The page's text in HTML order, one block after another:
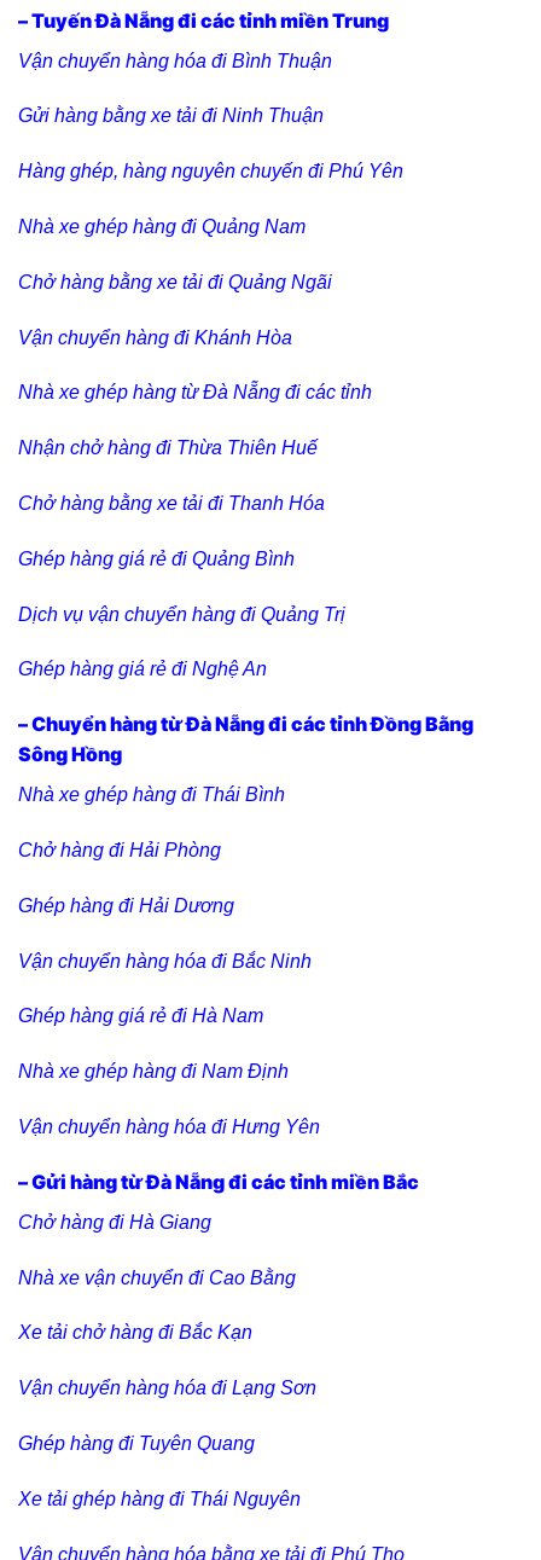
– Tuyến Đà Nẵng đi các tỉnh miền Trung
Vận chuyển hàng hóa đi Bình Thuận
Gửi hàng bằng xe tải đi Ninh Thuận
Hàng ghép, hàng nguyên chuyến đi Phú Yên
Nhà xe ghép hàng đi Quảng Nam
Chở hàng bằng xe tải đi Quảng Ngãi
Vận chuyển hàng đi Khánh Hòa
Nhà xe ghép hàng từ Đà Nẵng đi các tỉnh
Nhận chở hàng đi Thừa Thiên Huế
Chở hàng bằng xe tải đi Thanh Hóa
Ghép hàng giá rẻ đi Quảng Bình
Dịch vụ vận chuyển hàng đi Quảng Trị
Ghép hàng giá rẻ đi Nghệ An
– Chuyển hàng từ Đà Nẵng đi các tỉnh Đồng Bằng
Sông Hồng
Nhà xe ghép hàng đi Thái Bình
Chở hàng đi Hải Phòng
Ghép hàng đi Hải Dương
Vận chuyển hàng hóa đi Bắc Ninh
Ghép hàng giá rẻ đi Hà Nam
Nhà xe ghép hàng đi Nam Định
Vận chuyển hàng hóa đi Hưng Yên
– Gửi hàng từ Đà Nẵng đi các tỉnh miền Bắc
Chở hàng đi Hà Giang
Nhà xe vận chuyển đi Cao Bằng
Xe tải chở hàng đi Bắc Kạn
Vận chuyển hàng hóa đi Lạng Sơn
Ghép hàng đi Tuyên Quang
Xe tải ghép hàng đi Thái Nguyên
Vận chuyển hàng hóa bằng xe tải đi Phú Thọ